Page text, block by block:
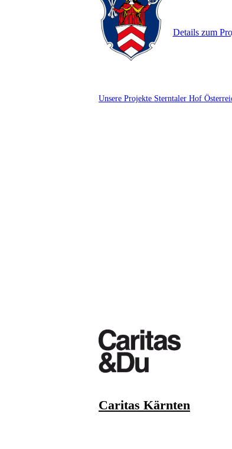
Details zum
Unsere Projekte Sterntaler Hof
Caritas Kärnten